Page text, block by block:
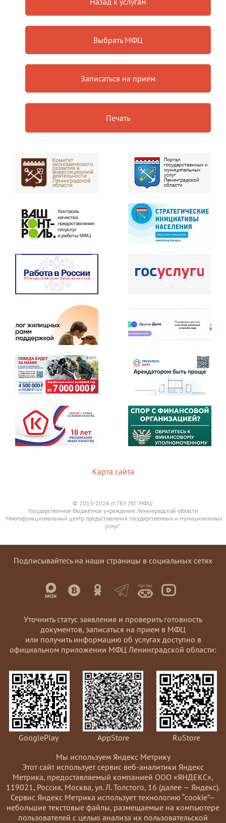
Выбрать МФЦ
Записаться на прием
Печать
Карта сайта
© 2013-2026 гг. ГБУ ЛО "МФЦ"
Государственное бюджетное учреждение Ленинградской области
"Многофункциональный центр предоставления государственных и муниципальных
услуг".
Подписывайтесь на наши страницы в социальных сетях
Уточнить статус заявления и проверить готовность
документов, записаться на прием в МФЦ
или получить информацию об услугах доступно в
официальном приложении МФЦ Ленинградской области:
GooglePlay AppStore
RuStore
Мы используем Яндекс Метрику
Этот сайт использует сервис веб-аналитики Яндекс
Метрика, предоставляемый компанией ООО «ЯНДЕКС»,
119021, Россия, Москва, ул. Л. Толстого, 16 (далее — Яндекс).
Сервис Яндекс Метрика использует технологию “cookie”—
небольшие текстовые файлы, размещаемые на компьютере
пользователей с целью анализа их пользовательской